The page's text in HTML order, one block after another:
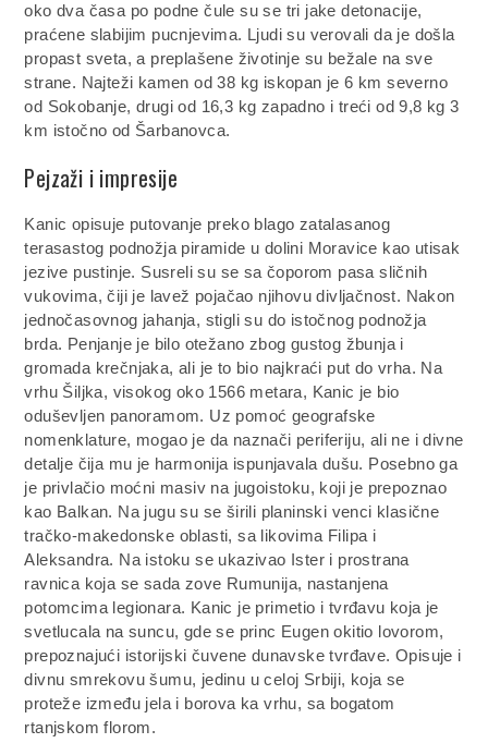
oko dva časa po podne čule su se tri jake detonacije,
praćene slabijim pucnjevima. Ljudi su verovali da je došla
propast sveta, a preplašene životinje su bežale na sve
strane. Najteži kamen od 38 kg iskopan je 6 km severno
od Sokobanje, drugi od 16,3 kg zapadno i treći od 9,8 kg 3
km istočno od Šarbanovca.
Pejzaži i impresije
Kanic opisuje putovanje preko blago zatalasanog
terasastog podnožja piramide u dolini Moravice kao utisak
jezive pustinje. Susreli su se sa čoporom pasa sličnih
vukovima, čiji je lavež pojačao njihovu divljačnost. Nakon
jednočasovnog jahanja, stigli su do istočnog podnožja
brda. Penjanje je bilo otežano zbog gustog žbunja i
gromada krečnjaka, ali je to bio najkraći put do vrha. Na
vrhu Šiljka, visokog oko 1566 metara, Kanic je bio
oduševljen panoramom. Uz pomoć geografske
nomenklature, mogao je da naznači periferiju, ali ne i divne
detalje čija mu je harmonija ispunjavala dušu. Posebno ga
je privlačio moćni masiv na jugoistoku, koji je prepoznao
kao Balkan. Na jugu su se širili planinski venci klasične
tračko-makedonske oblasti, sa likovima Filipa i
Aleksandra. Na istoku se ukazivao Ister i prostrana
ravnica koja se sada zove Rumunija, nastanjena
potomcima legionara. Kanic je primetio i tvrđavu koja je
svetlucala na suncu, gde se princ Eugen okitio lovorom,
prepoznajući istorijski čuvene dunavske tvrđave. Opisuje i
divnu smrekovu šumu, jedinu u celoj Srbiji, koja se
proteže između jela i borova ka vrhu, sa bogatom
rtanjskom florom.